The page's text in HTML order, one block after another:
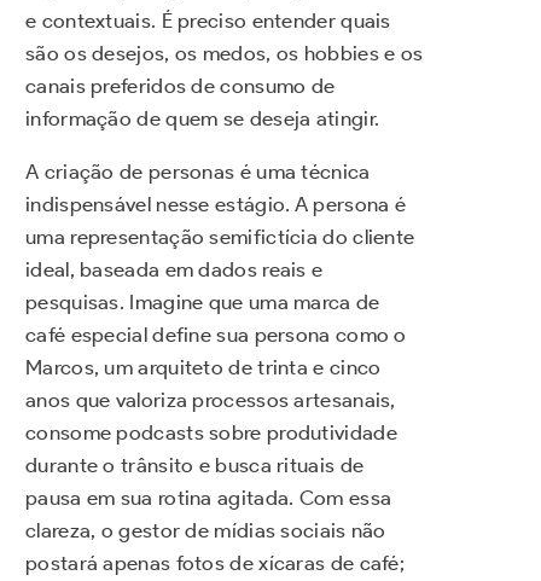
e contextuais. É preciso entender quais
são os desejos, os medos, os hobbies e os
canais preferidos de consumo de
informação de quem se deseja atingir.
A criação de personas é uma técnica
indispensável nesse estágio. A persona é
uma representação semifictícia do cliente
ideal, baseada em dados reais e
pesquisas. Imagine que uma marca de
café especial define sua persona como o
Marcos, um arquiteto de trinta e cinco
anos que valoriza processos artesanais,
consome podcasts sobre produtividade
durante o trânsito e busca rituais de
pausa em sua rotina agitada. Com essa
clareza, o gestor de mídias sociais não
postará apenas fotos de xícaras de café;